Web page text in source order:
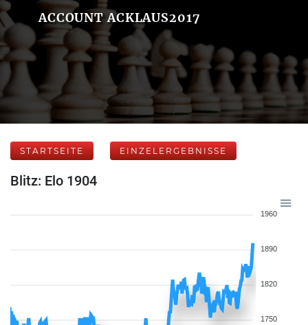
ACCOUNT ACKLAUS2017
STARTSEITE EINZELERGEBNISSE
Blitz: Elo 1904
1960
1890
1820
1750